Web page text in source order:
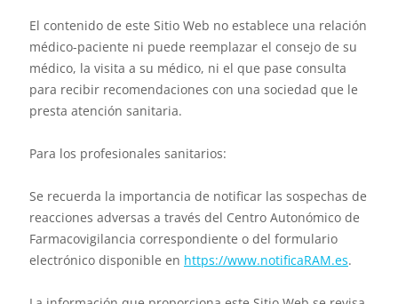
El contenido de este Sitio Web no establece una relación
médico-paciente ni puede reemplazar el consejo de su
médico, la visita a su médico, ni el que pase consulta
para recibir recomendaciones con una sociedad que le
presta atención sanitaria.
Para los profesionales sanitarios:
Se recuerda la importancia de notificar las sospechas de
reacciones adversas a través del Centro Autonómico de
Farmacovigilancia correspondiente o del formulario
electrónico disponible en https://www.notificaRAM.es.